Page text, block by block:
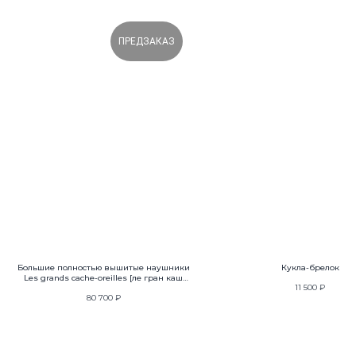
ПРЕДЗАКАЗ
Большие полностью вышитые наушники
Les grands cache-oreilles [ле гран каш
80 700 ₽
Кукла-брелок
11 500 ₽
Ленинградский проспект 47 стр. 1
hello@creationpole.com